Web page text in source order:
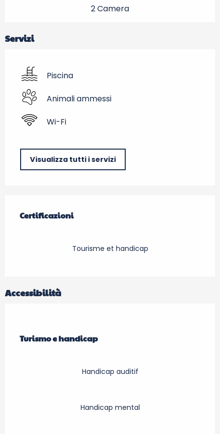
2 Camera
Servizi
Piscina
Animali ammessi
Wi-Fi
Visualizza tutti i servizi
Certificazioni
Certificazioni
Tourisme et handicap
Accessibilità
Turismo e handicap
Turismo e handicap
Handicap auditif
Handicap mental